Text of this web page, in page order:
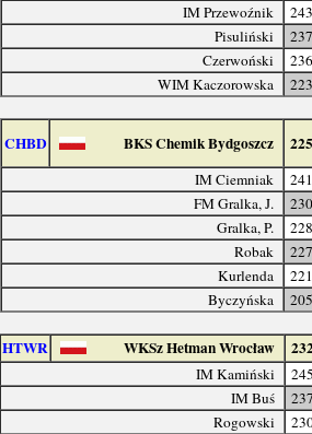
IM Przewoźnik
Pisuliński
Czerwoński
WIM Kaczorowska
CHBD BKS Chemik Bydgoszcz
IM Ciemniak
FM Gralka, J.
Gralka, P.
Robak
Kurlenda
Byczyńska
HTWR WKSz Hetman Wrocław
IM Kamiński
IM Buś
Rogowski